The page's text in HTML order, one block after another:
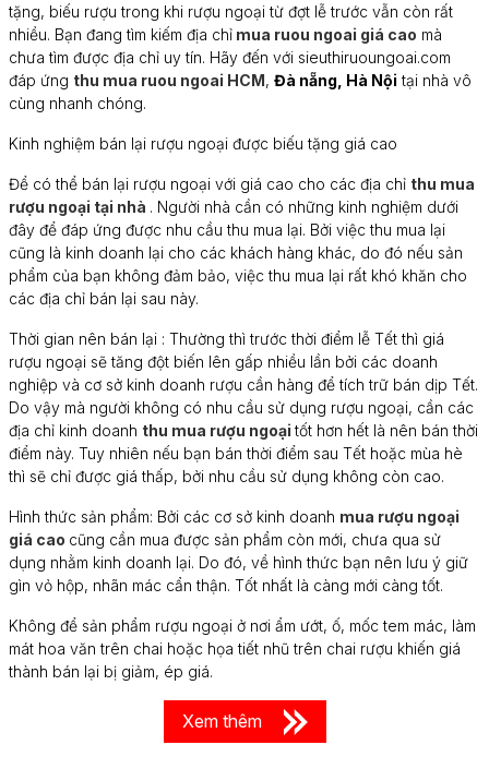
tặng, biếu rượu trong khi rượu ngoại từ đợt lễ trước vẫn còn rất
nhiều. Bạn đang tìm kiếm địa chỉ mua ruou ngoai giá cao mà
chưa tìm được địa chỉ uy tín. Hãy đến với sieuthiruoungoai.com
đáp ứng thu mua ruou ngoai HCM, Đà nẵng, Hà Nội tại nhà vô
cùng nhanh chóng.
Kinh nghiệm bán lại rượu ngoại được biếu tặng giá cao
Để có thể bán lại rượu ngoại với giá cao cho các địa chỉ thu mua
rượu ngoại tại nhà . Người nhà cần có những kinh nghiệm dưới
đây để đáp ứng được nhu cầu thu mua lại. Bởi việc thu mua lại
cũng là kinh doanh lại cho các khách hàng khác, do đó nếu sản
phẩm của bạn không đảm bảo, việc thu mua lại rất khó khăn cho
các địa chỉ bán lại sau này.
Thời gian nên bán lại : Thường thì trước thời điểm lễ Tết thì giá
rượu ngoại sẽ tăng đột biến lên gấp nhiều lần bởi các doanh
nghiệp và cơ sở kinh doanh rượu cần hàng để tích trữ bán dịp Tết.
Do vậy mà người không có nhu cầu sử dụng rượu ngoại, cần các
địa chỉ kinh doanh thu mua rượu ngoạitốt hơn hết là nên bán thời
điểm này. Tuy nhiên nếu bạn bán thời điểm sau Tết hoặc mùa hè
thì sẽ chỉ được giá thấp, bởi nhu cầu sử dụng không còn cao.
Hình thức sản phẩm: Bởi các cơ sở kinh doanh mua rượu ngoại
giá cao cũng cần mua được sản phẩm còn mới, chưa qua sử
dụng nhằm kinh doanh lại. Do đó, về hình thức bạn nên lưu ý giữ
gìn vỏ hộp, nhãn mác cẩn thận. Tốt nhất là càng mới càng tốt.
Không để sản phẩm rượu ngoại ở nơi ẩm ướt, ố, mốc tem mác, làm
mát hoa văn trên chai hoặc họa tiết nhũ trên chai rượu khiến giá
thành bán lại bị giảm, ép giá.
Xem thêm